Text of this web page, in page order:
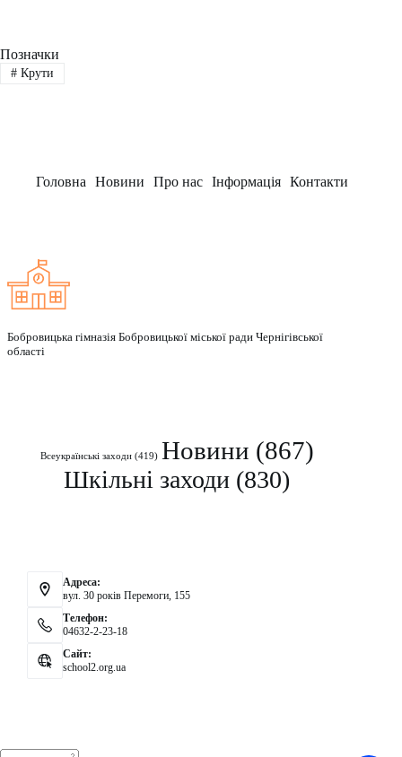
Позначки
#Крути
Головна Новини Про нас Інформація Контакти
Бобровицька гімназія Бобровицької міської ради Чернігівської
області
Всеукраїнські заходи(419) Новини (867)
Шкільні заходи (830)
Адреса:
вул. 30 років Перемоги, 155
Телефон:
04632-2-23-18
Сайт:
school2.org.ua